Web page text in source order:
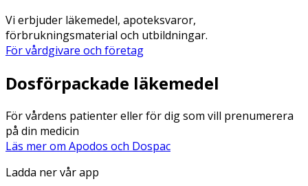
Vi erbjuder läkemedel, apoteksvaror,
förbrukningsmaterial och utbildningar.
För vårdgivare och företag
Dosförpackade läkemedel
För vårdens patienter eller för dig som vill prenumerera
på din medicin
Läs mer om Apodos och Dospac
Ladda ner vår app